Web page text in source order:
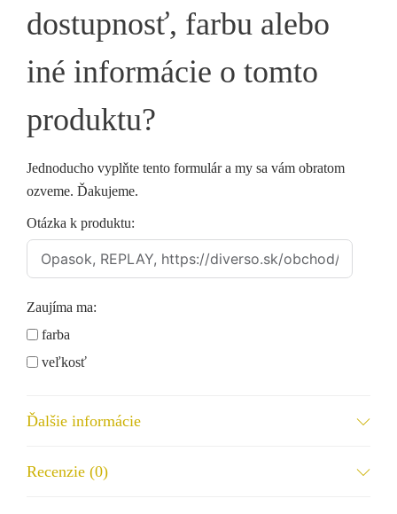
dostupnosť, farbu alebo
iné informácie o tomto
produktu?
Jednoducho vyplňte tento formulár a my sa vám obratom
ozveme. Ďakujeme.
Otázka k produktu:
Zaujíma ma:
farba
veľkosť
iné...
Ďalšie informácie
Recenzie (0)